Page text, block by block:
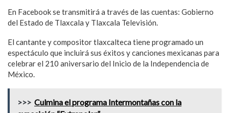
En Facebook se transmitirá a través de las cuentas: Gobierno
del Estado de Tlaxcala y Tlaxcala Televisión.
El cantante y compositor tlaxcalteca tiene programado un
espectáculo que incluirá sus éxitos y canciones mexicanas para
celebrar el 210 aniversario del Inicio de la Independencia de
México.
>>> Culmina el programa Intermontañas con la